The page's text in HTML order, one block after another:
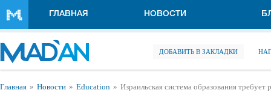
ГЛАВНАЯ НОВОСТИ
ДОБАВИТЬ В ЗАКЛАДКИ
Вы здесь
Главная Новости Education Израильская система образования требует